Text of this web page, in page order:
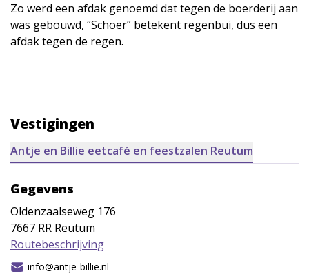
Zo werd een afdak genoemd dat tegen de boerderij aan
was gebouwd, “Schoer” betekent regenbui, dus een
afdak tegen de regen.
Vestigingen
Antje en Billie eetcafé en feestzalen Reutum
Gegevens
Oldenzaalseweg 176
7667 RR Reutum
Routebeschrijving
info@antje-billie.nl